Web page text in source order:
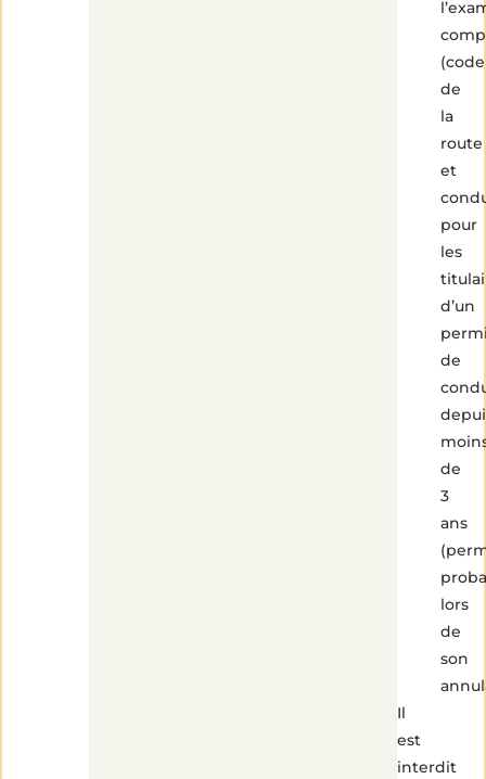
(code
de
la
route
et
pour
les
d’un
de
de
3
ans
lors
de
son
Il
est
interdit